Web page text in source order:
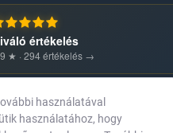
értékelés
★ · 294 értékelés →
használatával
használatához, hogy